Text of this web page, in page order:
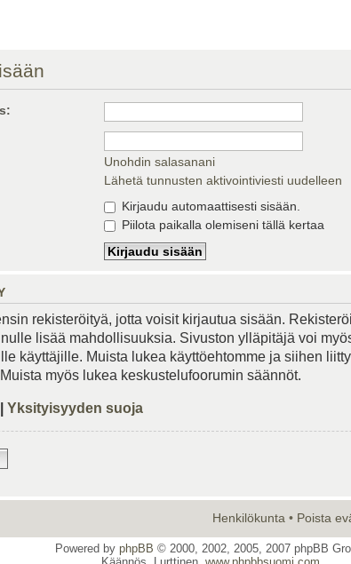
Unohdin salasanani
Lähetä tunnusten aktivointiviesti uudelleen
Kirjaudu automaattisesti sisään.
Piilota paikalla olemiseni tällä kertaa
rekisteröityä, jotta voisit kirjautua sisään.
lisää mahdollisuuksia. Sivuston ylläpitäjä voi
käyttäjille. Muista lukea käyttöehtomme ja siihen
myös lukea keskustelufoorumin säännöt.
Yksityisyyden suoja
Henkilökunta • Poista
Powered by phpBB © 2000, 2002, 2005, 2007 phpBB